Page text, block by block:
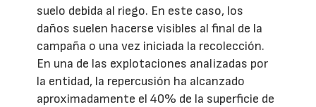
suelo debida al riego. En este caso, los
daños suelen hacerse visibles al final de la
campaña o una vez iniciada la recolección.
En una de las explotaciones analizadas por
la entidad, la repercusión ha alcanzado
aproximadamente el 40% de la superficie de